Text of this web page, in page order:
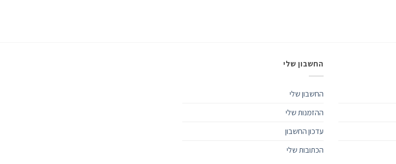
החשבון שלי
החשבון שלי
ההזמנות שלי
עדכון החשבון
הכתובות שלי